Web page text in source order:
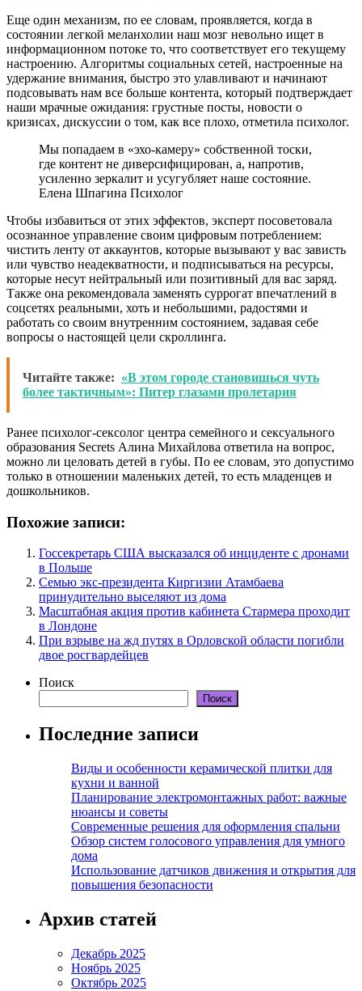
Еще один механизм, по ее словам, проявляется, когда в
состоянии легкой меланхолии наш мозг невольно ищет в
информационном потоке то, что соответствует его текущему
настроению. Алгоритмы социальных сетей, настроенные на
удержание внимания, быстро это улавливают и начинают
подсовывать нам все больше контента, который подтверждает
наши мрачные ожидания: грустные посты, новости о
кризисах, дискуссии о том, как все плохо, отметила психолог.
Мы попадаем в «эхо-камеру» собственной тоски,
где контент не диверсифицирован, а, напротив,
усиленно зеркалит и усугубляет наше состояние.
Елена Шпагина Психолог
Чтобы избавиться от этих эффектов, эксперт посоветовала
осознанное управление своим цифровым потреблением:
чистить ленту от аккаунтов, которые вызывают у вас зависть
или чувство неадекватности, и подписываться на ресурсы,
которые несут нейтральный или позитивный для вас заряд.
Также она рекомендовала заменять суррогат впечатлений в
соцсетях реальными, хоть и небольшими, радостями и
работать со своим внутренним состоянием, задавая себе
вопросы о настоящей цели скроллинга.
Читайте также: «В этом городе становишься чуть
более тактичным»: Питер глазами пролетария
Ранее психолог-сексолог центра семейного и сексуального
образования Secrets Алина Михайлова ответила на вопрос,
можно ли целовать детей в губы. По ее словам, это допустимо
только в отношении маленьких детей, то есть младенцев и
дошкольников.
Похожие записи:
Госсекретарь США высказался об инциденте с дронами
в Польше
Семью экс-президента Киргизии Атамбаева
принудительно выселяют из дома
Масштабная акция против кабинета Стармера проходит
в Лондоне
При взрыве на жд путях в Орловской области погибли
двое росгвардейцев
Поиск
Поиск
Последние записи
Виды и особенности керамической плитки для
кухни и ванной
Планирование электромонтажных работ: важные
нюансы и советы
Современные решения для оформления спальни
Обзор систем голосового управления для умного
дома
Использование датчиков движения и открытия для
повышения безопасности
Архив статей
Декабрь 2025
Ноябрь 2025
Октябрь 2025